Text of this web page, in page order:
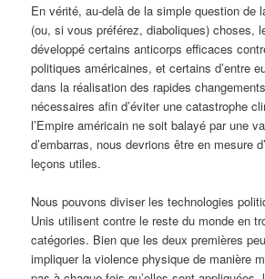
En vérité, au-delà de la simple question de
(ou, si vous préférez, diaboliques) choses,
développé certains anticorps efficaces
politiques américaines, et certains d’entre
dans la réalisation des rapides
nécessaires afin d’éviter une catastrophe
l’Empire américain ne soit balayé par une
d’embarras, nous devrions être en mesure
leçons utiles.
Nous pouvons diviser les technologies
Unis utilisent contre le reste du monde en
catégories. Bien que les deux premières
impliquer la violence physique de manière